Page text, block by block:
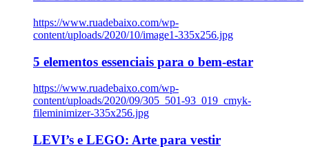
https://www.ruadebaixo.com/wp-
content/uploads/2020/10/image1-335x256.jpg
5 elementos essenciais para o bem-estar
https://www.ruadebaixo.com/wp-
content/uploads/2020/09/305_501-93_019_cmyk-
fileminimizer-335x256.jpg
LEVI’s e LEGO: Arte para vestir